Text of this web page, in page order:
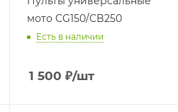
мото CG150/CB250
Есть в наличии
1 500 ₽/шт